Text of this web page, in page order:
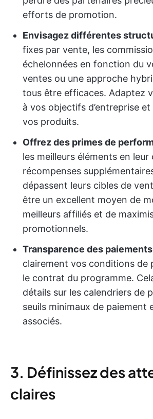
efforts de promotion.
Envisagez différentes
fixes par vente, les
échelonnées en fonction du
ventes ou une approche
tous être efficaces. Adaptez
à vos objectifs d’entreprise
vos produits.
Offrez des primes de
les meilleurs éléments en
récompenses
dépassent leurs cibles de
être un excellent moyen de
meilleurs affiliés et de
promotionnels.
Transparence des paiements
clairement vos conditions de
le contrat du programme.
détails sur les calendriers de
seuils minimaux de paiement
associés.
3. Définissez des
claires